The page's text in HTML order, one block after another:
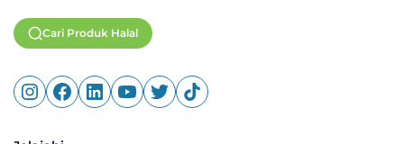
Cari Produk Halal